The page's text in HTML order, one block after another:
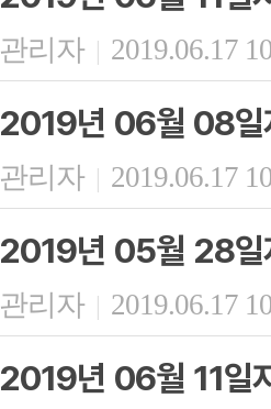
관리자 | 2019.06.17
2019년 06월 08일
관리자 | 2019.06.17
2019년 05월 28일
관리자 | 2019.06.17
2019년 06월 11일